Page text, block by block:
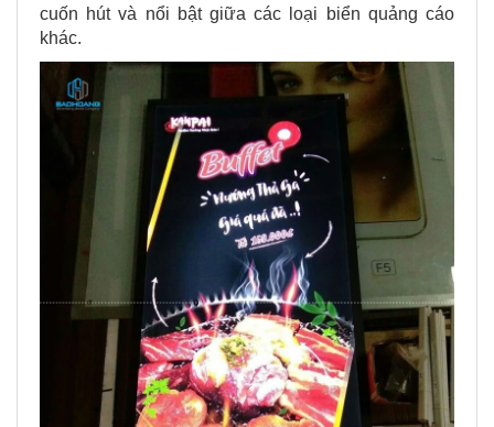
cuốn hút và nổi bật giữa các loại biển quảng cáo
khác.